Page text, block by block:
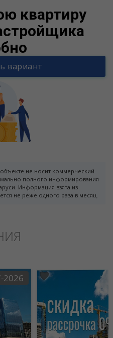
квартиру
вариант
не носит коммерческий
полного информирования
Информация взята из
не реже одного раза в месяц.
2026